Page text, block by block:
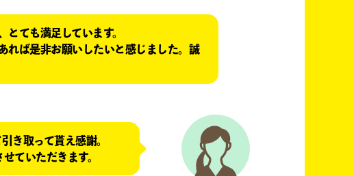
ても満足しています。
れば是非お願いしたいと感じました。誠
き取って貰え感謝。
ていただきます。